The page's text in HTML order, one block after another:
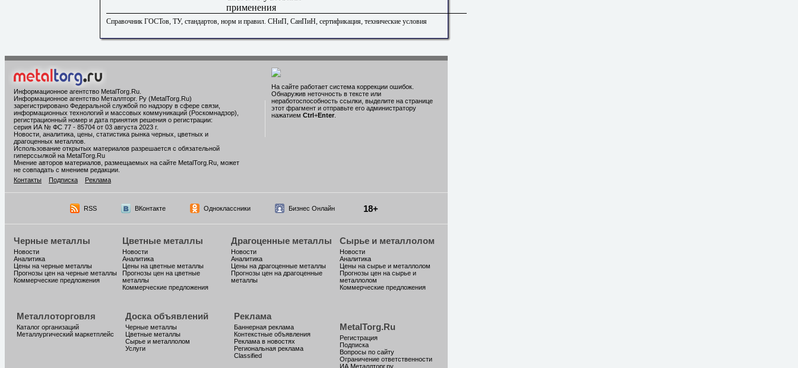
применения
Справочник ГОСТов, ТУ, стандартов, норм и правил. СНиП, СанПиН, сертификация, технические условия
Информационное агентство MetalTorg.Ru
Информационное агентство Металлторг. Ру (MetalTorg.Ru)
зарегистрировано Федеральной службой по надзору в сфере связи,
информационных технологий и массовых коммуникаций (Роскомнадзор),
регистрационный номер и дата принятия решения о регистрации:
серия ИА № ФС 77 - 85704 от 03 августа 2023 г.
Новости, аналитика, цены, статистика рынка черных, цветных и
драгоценных металлов.
Использование открытых материалов разрешается с обязательной
гиперссылкой на MetalTorg.Ru
Мнение авторов материалов, размещаемых на сайте MetalTorg.Ru, может
не совпадать с мнением редакции.
Контакты
Подписка Реклама
На сайте работает система коррекции ошибок.
Обнаружив неточность в тексте или
неработоспособность ссылки, выделите на странице
этот фрагмент и отправьте его администратору
нажатием Ctrl+Enter
RSS ВКонтакте Одноклассники Бизнес Онлайн 18+
Черные металлы
Новости
Аналитика
Цены на черные металлы
Прогнозы цен на черные металлы
Коммерческие предложения
Цветные металлы
Новости
Аналитика
Цены на цветные металлы
Прогнозы цен на цветные
металлы
Коммерческие предложения
Драгоценные металлы
Новости
Аналитика
Цены на драгоценные металлы
Прогнозы цен на драгоценные
металлы
Сырье и металлолом
Новости
Аналитика
Цены на сырье и металлолом
Прогнозы цен на сырье и
металлолом
Коммерческие предложения
Металлоторговля
Каталог организаций
Металлургический маркетплейс
Доска объявлений
Черные металлы
Цветные металлы
Сырье и металлолом
Услуги
Реклама
Баннерная реклама
Контекстные объявления
Реклама в новостях
Региональная реклама
Classified
MetalTorg.Ru
Регистрация
Подписка
Вопросы по сайту
Ограничение ответственности
ИА Металлторг.ру